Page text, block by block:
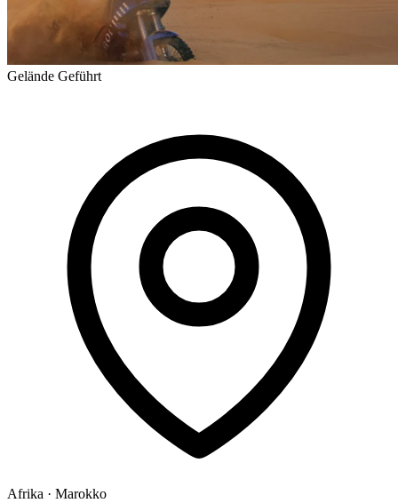
Gelände Geführt
Afrika · Marokko